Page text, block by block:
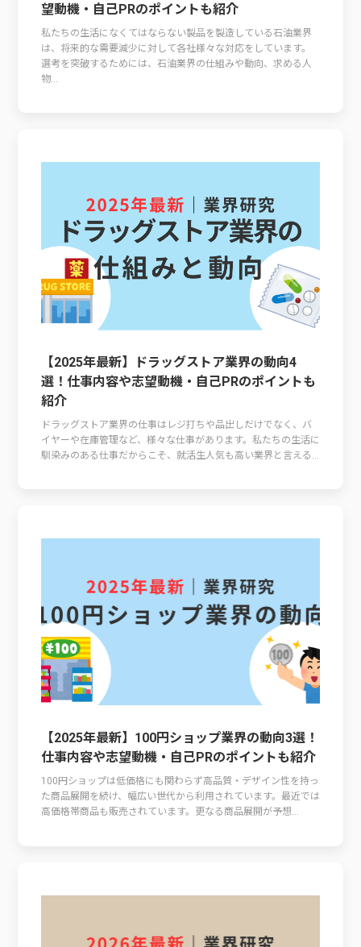
望動機・自己PRのポイントも紹介
私たちの生活になくてはならない製品を製造している石油業界
は、将来的な需要減少に対して各社様々な対応をしています。
選考を突破するためには、石油業界の仕組みや動向、求める人
物...
【2025年最新】ドラッグストア業界の動向4
選！仕事内容や志望動機・自己PRのポイントも
紹介
ドラッグストア業界の仕事はレジ打ちや品出しだけでなく、バ
イヤーや在庫管理など、様々な仕事があります。私たちの生活に
馴染みのある仕事だからこそ、就活生人気も高い業界と言える...
【2025年最新】100円ショップ業界の動向3選！
仕事内容や志望動機・自己PRのポイントも紹介
100円ショップは低価格にも関わらず高品質・デザイン性を持っ
た商品展開を続け、幅広い世代から利用されています。最近では
高価格帯商品も販売されています。更なる商品展開が予想...